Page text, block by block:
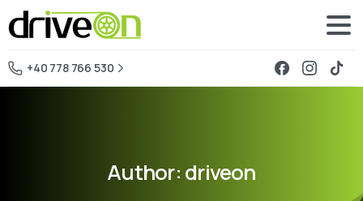
+40 778 766 530
Author: driveon